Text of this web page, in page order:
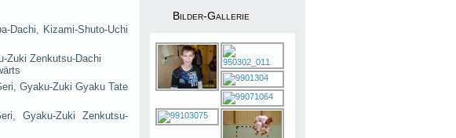
Dachi, Kizami-Shuto-Uchi
Zuki Zenkutsu-Dachi
Gyaku-Zuki Gyaku Tate
Gyaku-Zuki Zenkutsu-
Bilder-Gallerie